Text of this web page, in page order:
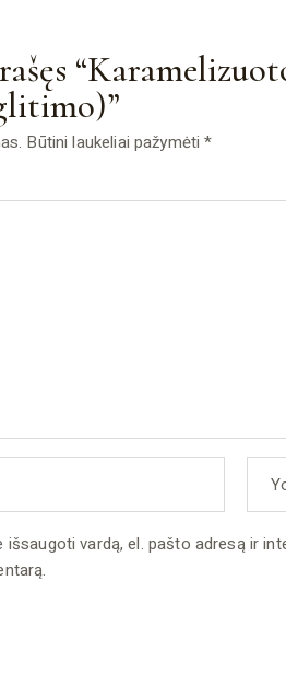
Būtini laukeliai pažymėti*
vardą, el. pašto adresą ir